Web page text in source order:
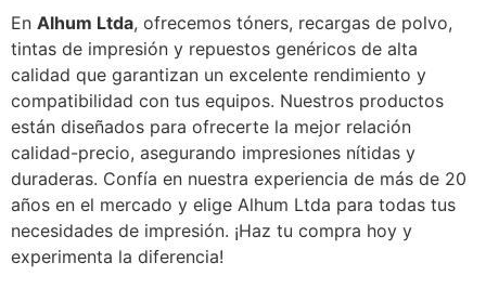
En Alhum Ltda, ofrecemos tóners, recargas de polvo,
tintas de impresión y repuestos genéricos de alta
calidad que garantizan un excelente rendimiento y
compatibilidad con tus equipos. Nuestros productos
están diseñados para ofrecerte la mejor relación
calidad-precio, asegurando impresiones nítidas y
duraderas. Confía en nuestra experiencia de más de 20
años en el mercado y elige Alhum Ltda para todas tus
necesidades de impresión. ¡Haz tu compra hoy y
experimenta la diferencia!